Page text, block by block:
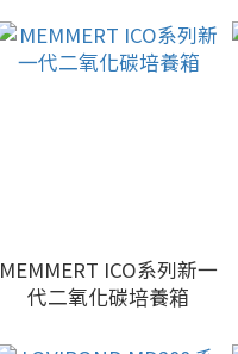
MEMMERT ICO系列新一
代二氧化碳培養箱